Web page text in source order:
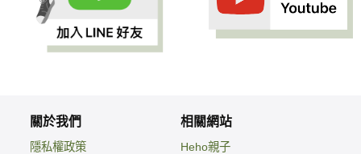
關於我們
隱私權政策
相關網站
Heho親子